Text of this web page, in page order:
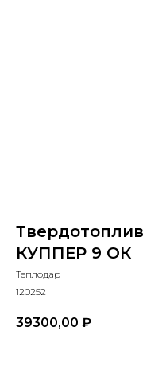
КУППЕР 9 ОК
Теплодар
120252
39300,00 ₽